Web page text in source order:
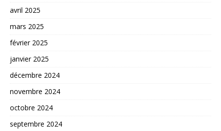
avril 2025
mars 2025
février 2025
janvier 2025
décembre 2024
novembre 2024
octobre 2024
septembre 2024